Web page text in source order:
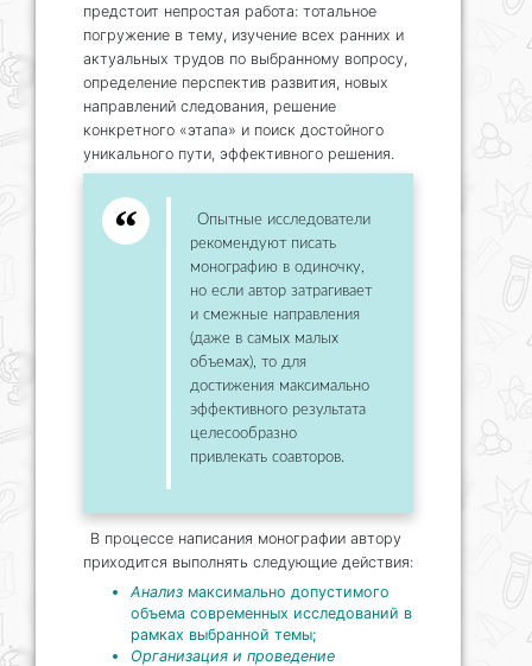
предстоит непростая работа: тотальное
погружение в тему, изучение всех ранних и
актуальных трудов по выбранному вопросу,
определение перспектив развития, новых
направлений следования, решение
конкретного «этапа» и поиск достойного
уникального пути, эффективного решения.
Опытные исследователи
рекомендуют писать
монографию в одиночку,
но если автор затрагивает
и смежные направления
(даже в самых малых
объемах), то для
достижения максимально
эффективного результата
целесообразно
привлекать соавторов.
В процессе написания монографии автору
приходится выполнять следующие действия:
Анализ максимально допустимого
объема современных исследований в
рамках выбранной темы;
Организация и проведение